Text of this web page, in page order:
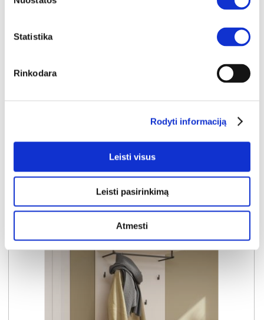
Statistika
Rinkodara
Rodyti informaciją
Leisti visus
Leisti pasirinkimą
Atmesti
ALICE SPRINGS ACSD242-U60 batų dėžė-komoda
159€
Į krepšelį